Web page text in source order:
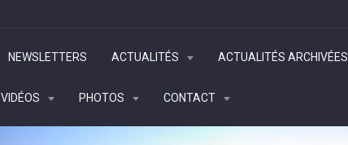
NEWSLETTERS ACTUALITÉS ACTUALITÉS ARCHIVÉES
VIDÉOS PHOTOS CONTACT